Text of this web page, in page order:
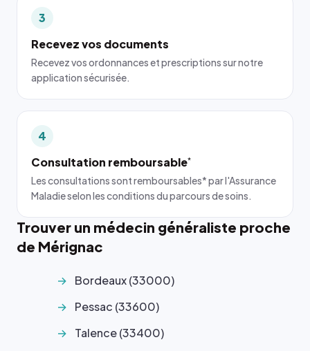
3
Recevez vos documents
Recevez vos ordonnances et prescriptions sur notre
application sécurisée.
4
Consultation remboursable*
Les consultations sont remboursables* par l'Assurance
Maladie selon les conditions du parcours de soins.
Trouver un médecin généraliste proche
de Mérignac
Bordeaux (33000)
Pessac (33600)
Talence (33400)